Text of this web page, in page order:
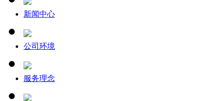
新闻中心
公司环境
服务理念